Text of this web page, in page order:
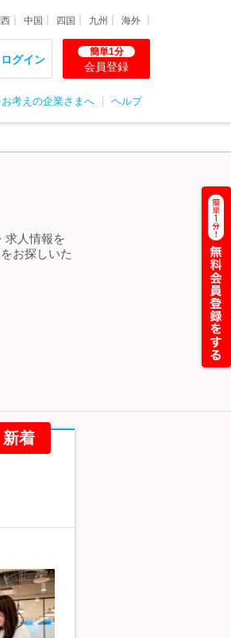
中国 四国 九州 海外
ログイン
簡単1分
会員登録
考えの企業さまへ ヘルプ
求人情報を
お探しいた
新着